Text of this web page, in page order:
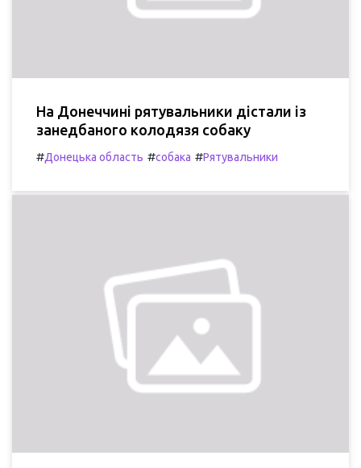
На Донеччині рятувальники дістали із
занедбаного колодязя собаку
#Донецька область #собака #Рятувальники